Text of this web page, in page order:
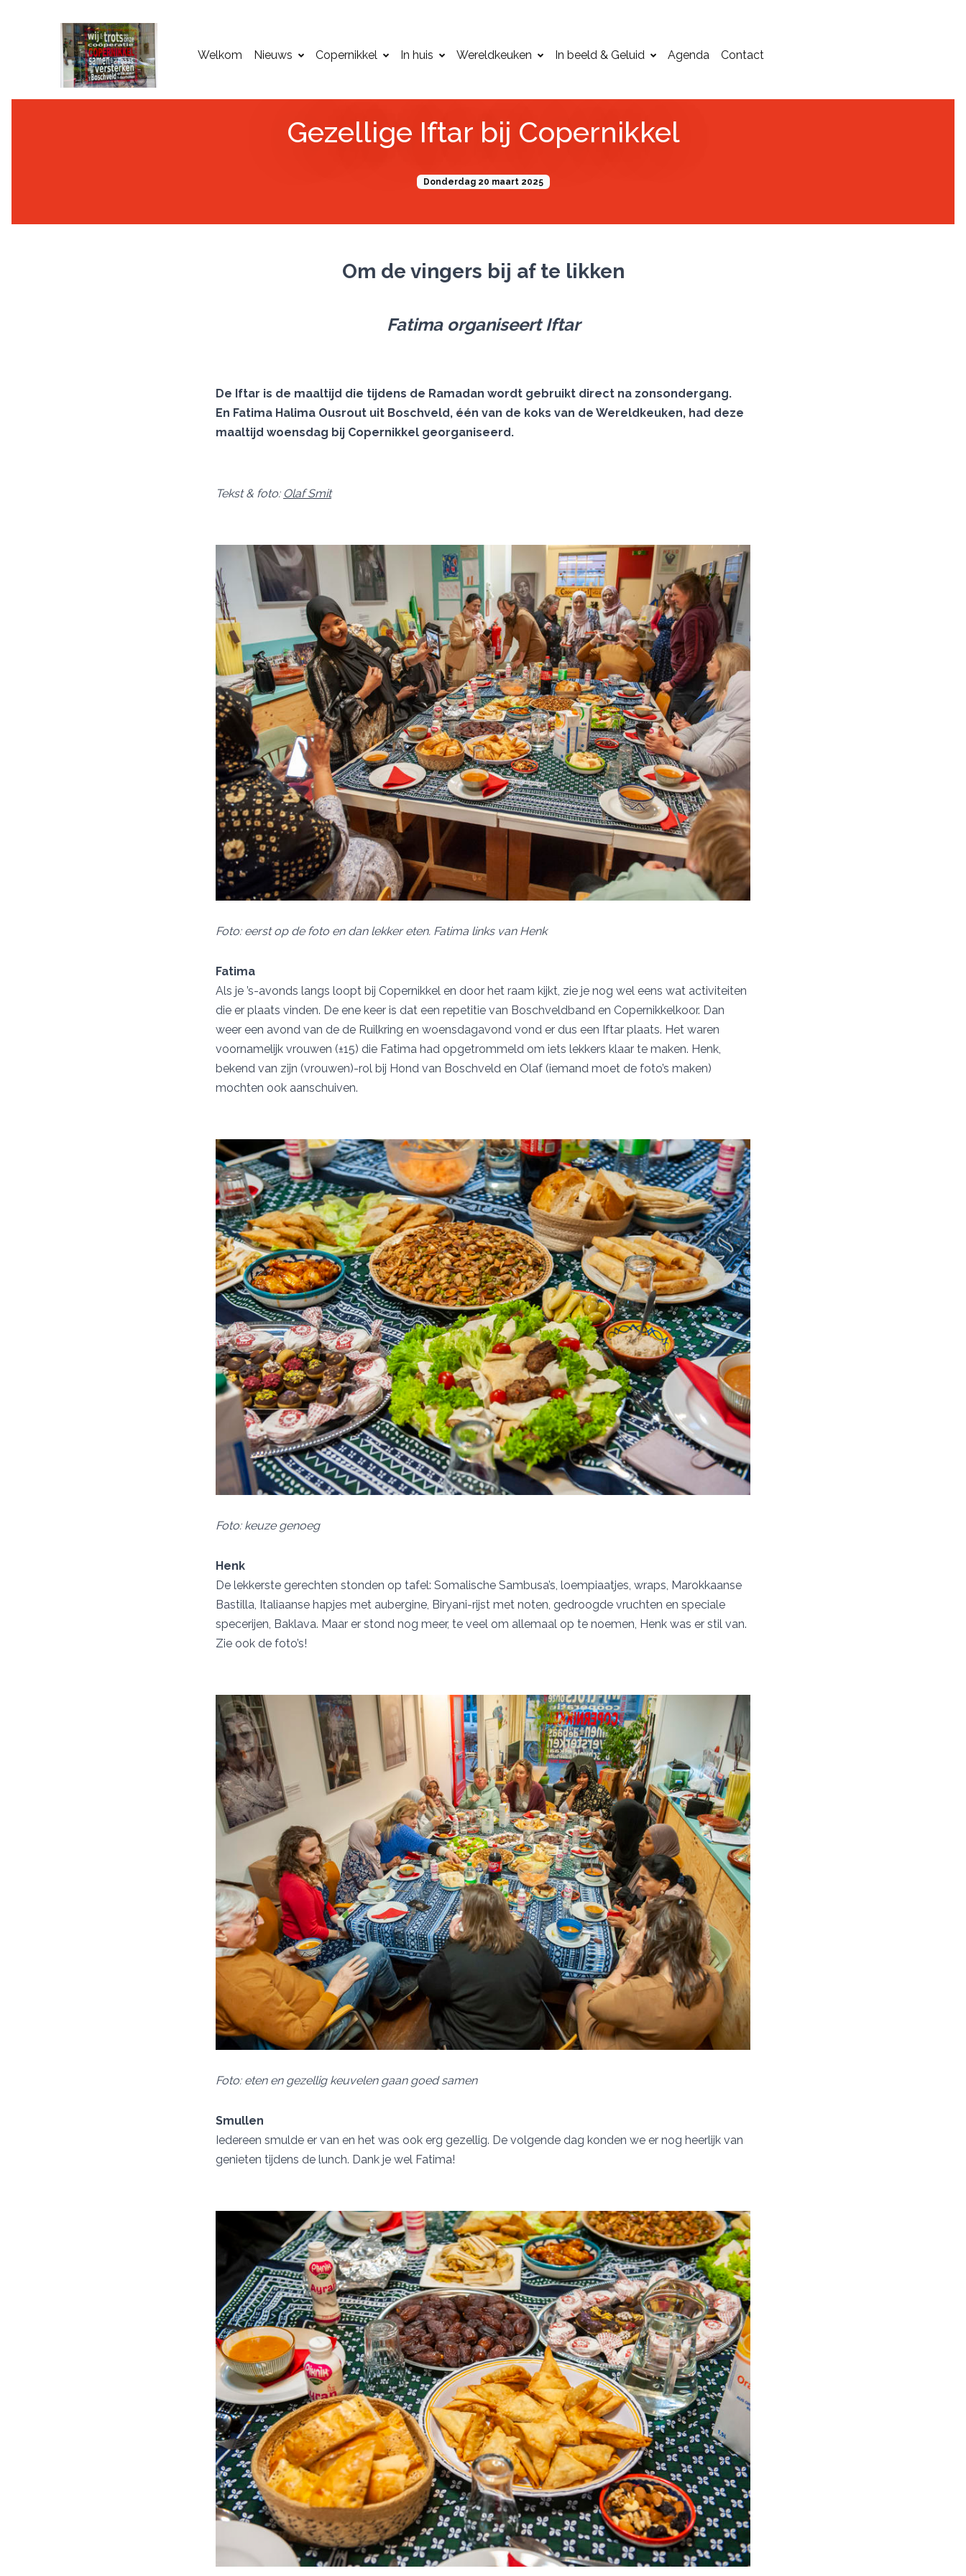
Welkom Nieuws Copernikkel In huis Wereldkeuken In beeld & Geluid Agenda Contact
Gezellige Iftar bij Copernikkel
Donderdag 20 maart 2025
Om de vingers bij af te likken
Fatima organiseert Iftar
De Iftar is de maaltijd die tijdens de Ramadan wordt gebruikt direct na zonsondergang.
En Fatima Halima Ousrout uit Boschveld, één van de koks van de Wereldkeuken, had deze
maaltijd woensdag bij Copernikkel georganiseerd.
Tekst & foto: Olaf Smit
Foto: eerst op de foto en dan lekker eten. Fatima links van Henk
Fatima
Als je ’s-avonds langs loopt bij Copernikkel en door het raam kijkt, zie je nog wel eens wat activiteiten
die er plaats vinden. De ene keer is dat een repetitie van Boschveldband en Copernikkelkoor. Dan
weer een avond van de de Ruilkring en woensdagavond vond er dus een Iftar plaats. Het waren
voornamelijk vrouwen (±15) die Fatima had opgetrommeld om iets lekkers klaar te maken. Henk,
bekend van zijn (vrouwen)-rol bij Hond van Boschveld en Olaf (iemand moet de foto’s maken)
mochten ook aanschuiven.
Foto: keuze genoeg
Henk
De lekkerste gerechten stonden op tafel: Somalische Sambusa’s, loempiaatjes, wraps, Marokkaanse
Bastilla, Italiaanse hapjes met aubergine, Biryani-rijst met noten, gedroogde vruchten en speciale
specerijen, Baklava. Maar er stond nog meer, te veel om allemaal op te noemen, Henk was er stil van.
Zie ook de foto’s!
Foto: eten en gezellig keuvelen gaan goed samen
Smullen
Iedereen smulde er van en het was ook erg gezellig. De volgende dag konden we er nog heerlijk van
genieten tijdens de lunch. Dank je wel Fatima!